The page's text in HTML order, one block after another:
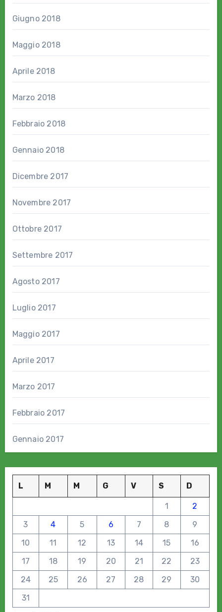
Giugno 2018
Maggio 2018
Aprile 2018
Marzo 2018
Febbraio 2018
Gennaio 2018
Dicembre 2017
Novembre 2017
Ottobre 2017
Settembre 2017
Agosto 2017
Luglio 2017
Maggio 2017
Aprile 2017
Marzo 2017
Febbraio 2017
Gennaio 2017
L M M G V S D
1
2
3
4 5 6 7 8
9
10
11 12 13 14 15
16
17
18 19 20 21 22
23
24
25 26 27 28 29
30
31